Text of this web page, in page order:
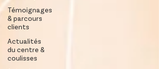
Témoignages
& parcours
clients
Actualités
du centre &
coulisses